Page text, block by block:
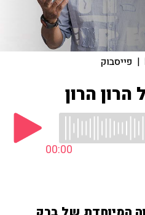
| פייסבוק
הרון
00:00